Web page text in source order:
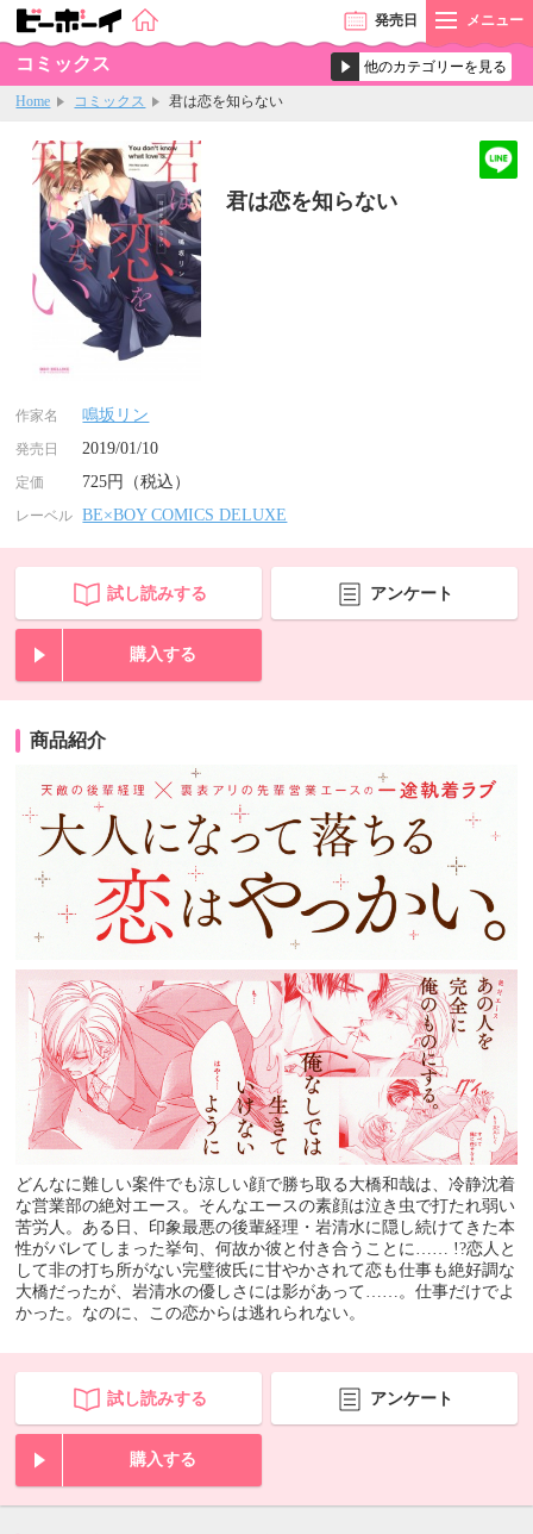
発売日 メニュー
コミックス
Home コミックス 君は恋を知らない
君は恋を知らない
作家名 鳴坂リン
発売日 2019/01/10
定価 725円（税込）
レーベル BE×BOY COMICS DELUXE
試し読みする アンケート
購入する
商品紹介
どんなに難しい案件でも涼しい顔で勝ち取る大橋和哉は、冷静沈着
な営業部の絶対エース。そんなエースの素顔は泣き虫で打たれ弱い
苦労人。ある日、印象最悪の後輩経理・岩清水に隠し続けてきた本
性がバレてしまった挙句、何故か彼と付き合うことに…… !?恋人と
して非の打ち所がない完璧彼氏に甘やかされて恋も仕事も絶好調な
大橋だったが、岩清水の優しさには影があって……。仕事だけでよ
かった。なのに、この恋からは逃れられない。
試し読みする アンケート
購入する